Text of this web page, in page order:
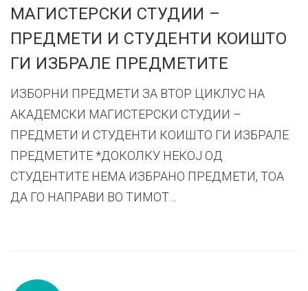
МАГИСТЕРСКИ СТУДИИ –
ПРЕДМЕТИ И СТУДЕНТИ КОИШТО
ГИ ИЗБРАЛЕ ПРЕДМЕТИТЕ
ИЗБОРНИ ПРЕДМЕТИ ЗА ВТОР ЦИКЛУС НА
АКАДЕМСКИ МАГИСТЕРСКИ СТУДИИ –
ПРЕДМЕТИ И СТУДЕНТИ КОИШТО ГИ ИЗБРАЛЕ
ПРЕДМЕТИТЕ *ДОКОЛКУ НЕКОЈ ОД
СТУДЕНТИТЕ НЕМА ИЗБРАНО ПРЕДМЕТИ, ТОА
ДА ГО НАПРАВИ ВО ТИМОТ…